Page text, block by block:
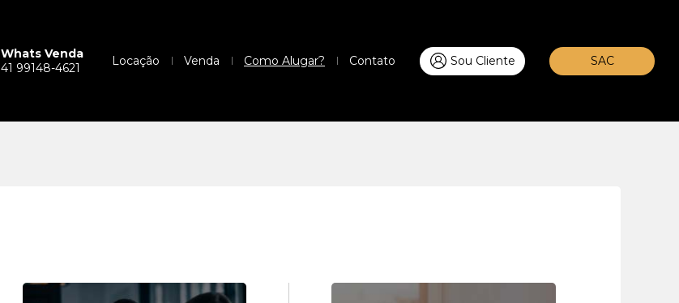
Whats Venda
41 99148-4621
Locação Venda Como Alugar? Contato Sou Cliente SAC